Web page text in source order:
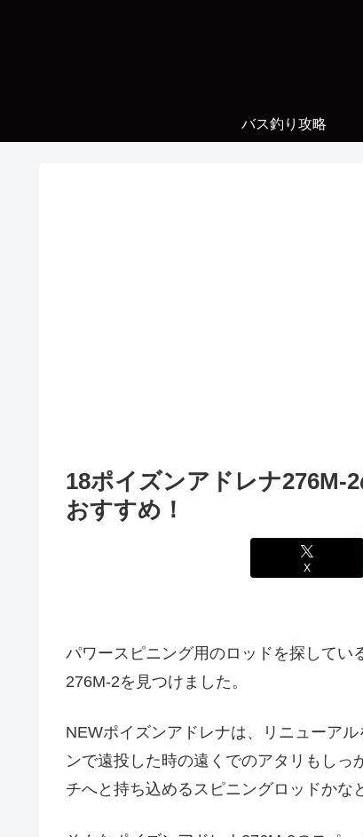
バス釣り攻略
18ポイズンアドレナ276M-
おすすめ！
X
パワースピニング用のロッドを探して
276M-2を見つけました。
NEWポイズンアドレナは、リニューア
ンで遠投した時の遠くでのアタリもし
チへと持ち込めるスピニングロッドかな